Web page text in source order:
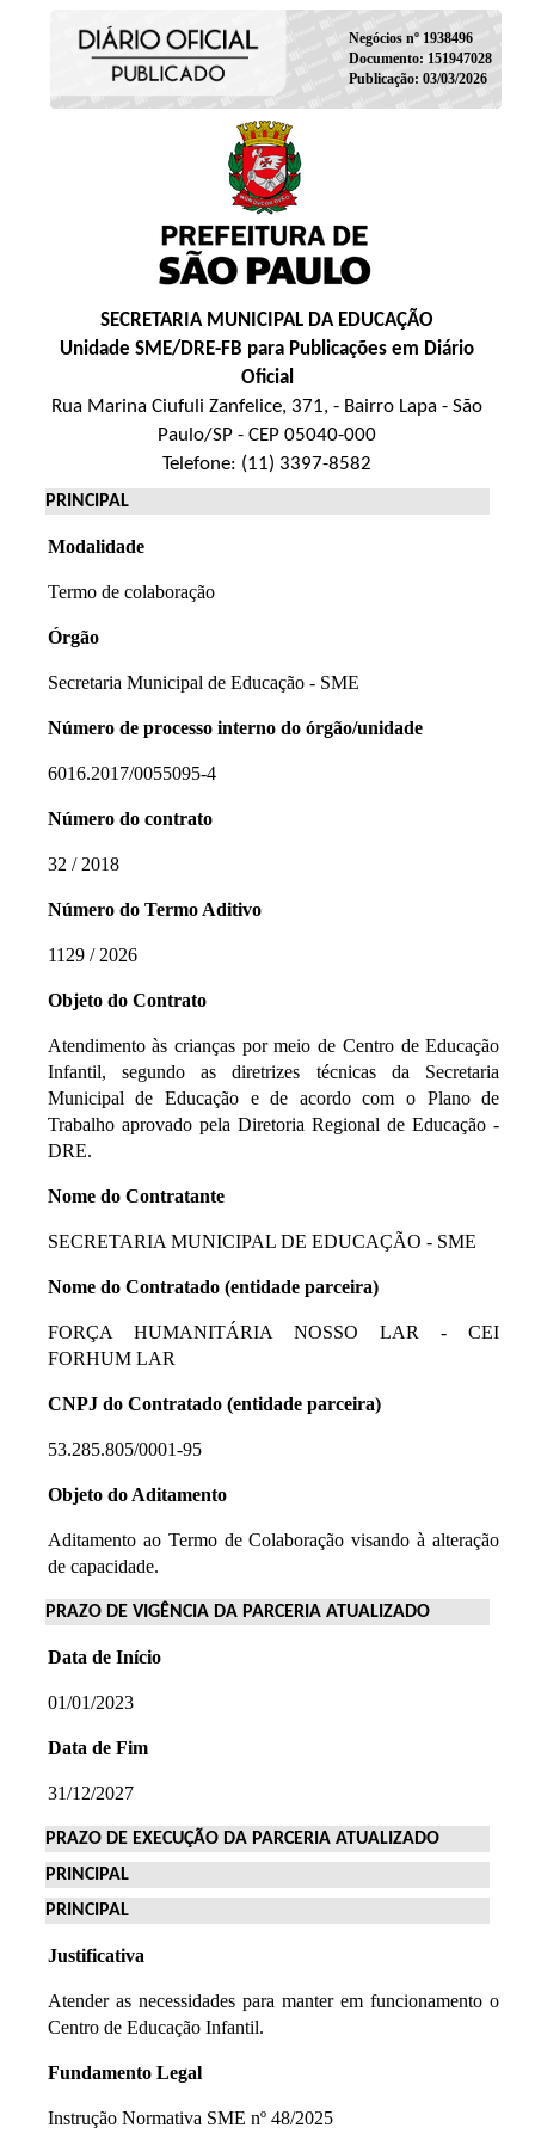
Negócios nº 1938496
Documento: 151947028
Publicação: 03/03/2026
SECRETARIA MUNICIPAL DA EDUCAÇÃO
Unidade SME/DRE-FB para Publicações em Diário
Oficial
Rua Marina Ciufuli Zanfelice, 371, - Bairro Lapa - São
Paulo/SP - CEP 05040-000
Telefone: (11) 3397-8582
PRINCIPAL
Modalidade
Termo de colaboração
Órgão
Secretaria Municipal de Educação - SME
Número de processo interno do órgão/unidade
6016.2017/0055095-4
Número do contrato
32 / 2018
Número do Termo Aditivo
1129 / 2026
Objeto do Contrato
Atendimento às crianças por meio de Centro de Educação
Infantil, segundo as diretrizes técnicas da Secretaria
Municipal de Educação e de acordo com o Plano de
Trabalho aprovado pela Diretoria Regional de Educação -
DRE.
Nome do Contratante
SECRETARIA MUNICIPAL DE EDUCAÇÃO - SME
Nome do Contratado (entidade parceira)
FORÇA HUMANITÁRIA NOSSO LAR - CEI
FORHUM LAR
CNPJ do Contratado (entidade parceira)
53.285.805/0001-95
Objeto do Aditamento
Aditamento ao Termo de Colaboração visando à alteração
de capacidade.
PRAZO DE VIGÊNCIA DA PARCERIA ATUALIZADO
Data de Início
01/01/2023
Data de Fim
31/12/2027
PRAZO DE EXECUÇÃO DA PARCERIA ATUALIZADO
PRINCIPAL
PRINCIPAL
Justificativa
Atender as necessidades para manter em funcionamento o
Centro de Educação Infantil.
Fundamento Legal
Instrução Normativa SME nº 48/2025